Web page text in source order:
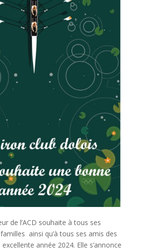
de l’ACD souhaite à tous ses
ainsi qu’à tous ses amis des
année 2024. Elle s’annonce